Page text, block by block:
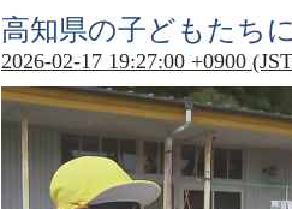
高知県の子どもたちに
2026-02-17 19:27:00 +0900